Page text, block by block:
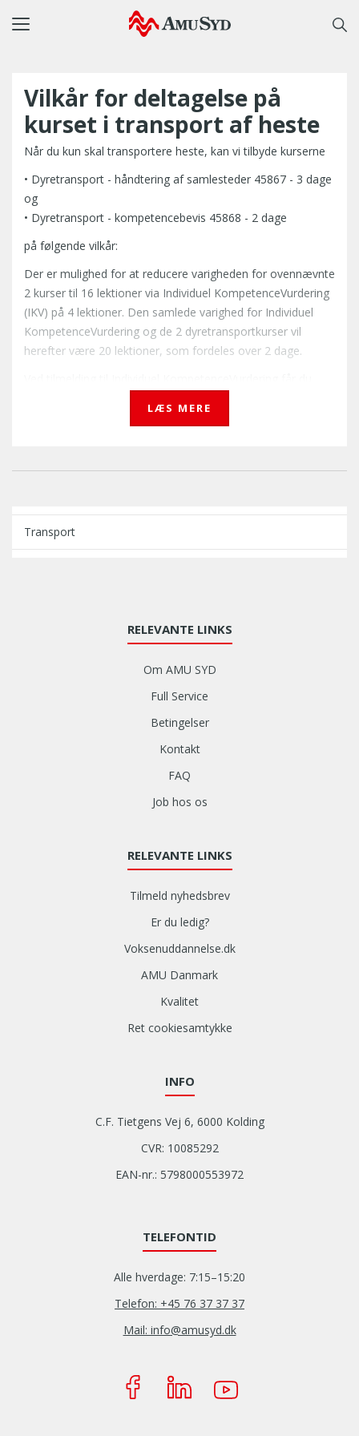
Toggle
Vilkår for deltagelse på
kurset i transport af heste
Når du kun skal transportere heste, kan vi tilbyde kurserne
• Dyretransport - håndtering af samlesteder 45867 - 3 dage
og
• Dyretransport - kompetencebevis 45868 - 2 dage
på følgende vilkår:
Der er mulighed for at reducere varigheden for ovennævnte
2 kurser til 16 lektioner via Individuel KompetenceVurdering
(IKV) på 4 lektioner. Den samlede varighed for Individuel
KompetenceVurdering og de 2 dyretransportkurser vil
herefter være 20 lektioner, som fordeles over 2 dage.
skal gennemgå grundigt inden kursusstart.
på 5 dage.
LÆS MERE
Transport
RELEVANTE LINKS
Om AMU SYD
Full Service
Betingelser
Kontakt
FAQ
Job hos os
RELEVANTE LINKS
Tilmeld nyhedsbrev
Er du ledig?
Voksenuddannelse.dk
AMU Danmark
Kvalitet
Ret cookiesamtykke
INFO
C.F. Tietgens Vej 6, 6000 Kolding
CVR: 10085292
EAN-nr.: 5798000553972
TELEFONTID
Alle hverdage: 7:15–15:20
Telefon: +45 76 37 37 37
Mail: info@amusyd.dk